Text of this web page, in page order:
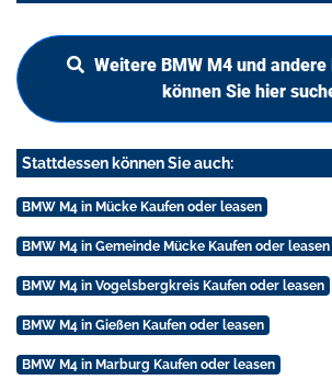
Weitere BMW M4 und andere
können Sie hier
Stattdessen können Sie auch:
BMW M4 in Mücke Kaufen oder leasen
BMW M4 in Gemeinde Mücke Kaufen oder leasen
BMW M4 in Vogelsbergkreis Kaufen oder leasen
BMW M4 in Gießen Kaufen oder leasen
BMW M4 in Marburg Kaufen oder leasen